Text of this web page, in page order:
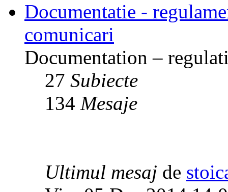
Documentatie -
comunicari
Documentation –
27 Subiecte
134 Mesaje
Ultimul mesaj de